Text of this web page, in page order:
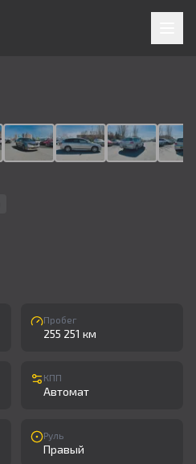
Пробег
255 251 км
КПП
Автомат
Руль
Правый